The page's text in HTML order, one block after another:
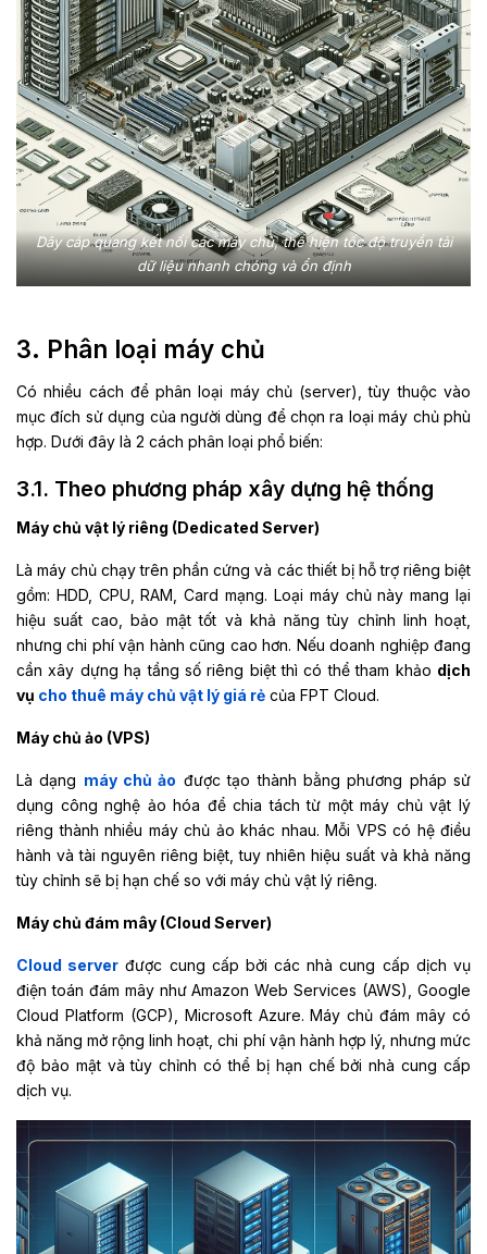
Dây cáp quang kết nối các máy chủ, thể hiện tốc độ truyền tải
dữ liệu nhanh chóng và ổn định
3. Phân loại máy chủ
Có nhiều cách để phân loại máy chủ (server), tùy thuộc vào
mục đích sử dụng của người dùng để chọn ra loại máy chủ phù
hợp. Dưới đây là 2 cách phân loại phổ biến:
3.1. Theo phương pháp xây dựng hệ thống
Máy chủ vật lý riêng (Dedicated Server)
Là máy chủ chạy trên phần cứng và các thiết bị hỗ trợ riêng biệt
gồm: HDD, CPU, RAM, Card mạng. Loại máy chủ này mang lại
hiệu suất cao, bảo mật tốt và khả năng tùy chỉnh linh hoạt,
nhưng chi phí vận hành cũng cao hơn. Nếu doanh nghiệp đang
cần xây dựng hạ tầng số riêng biệt thì có thể tham khảo dịch
vụ cho thuê máy chủ vật lý giá rẻ của FPT Cloud.
Máy chủ ảo (VPS)
Là dạng máy chủ ảo được tạo thành bằng phương pháp sử
dụng công nghệ ảo hóa để chia tách từ một máy chủ vật lý
riêng thành nhiều máy chủ ảo khác nhau. Mỗi VPS có hệ điều
hành và tài nguyên riêng biệt, tuy nhiên hiệu suất và khả năng
tùy chỉnh sẽ bị hạn chế so với máy chủ vật lý riêng.
Máy chủ đám mây (Cloud Server)
Cloud server được cung cấp bởi các nhà cung cấp dịch vụ
điện toán đám mây như Amazon Web Services (AWS), Google
Cloud Platform (GCP), Microsoft Azure. Máy chủ đám mây có
khả năng mở rộng linh hoạt, chi phí vận hành hợp lý, nhưng mức
độ bảo mật và tùy chỉnh có thể bị hạn chế bởi nhà cung cấp
dịch vụ.